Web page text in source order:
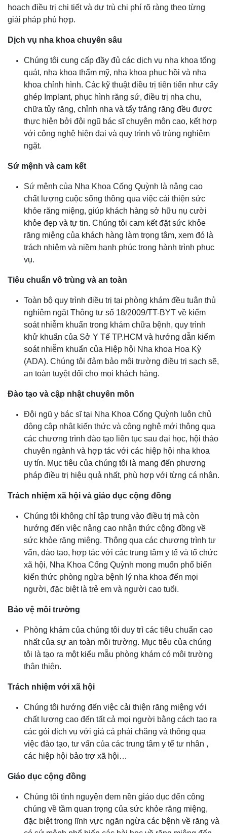
hoạch điều trị chi tiết và dự trù chi phí rõ ràng theo từng
giải pháp phù hợp.
Dịch vụ nha khoa chuyên sâu
Chúng tôi cung cấp đầy đủ các dịch vụ nha khoa tổng
quát, nha khoa thẩm mỹ, nha khoa phục hồi và nha
khoa chỉnh hình. Các kỹ thuật điều trị tiên tiến như cấy
ghép Implant, phục hình răng sứ, điều trị nha chu,
chữa tủy răng, chỉnh nha và tẩy trắng răng đều được
thực hiện bởi đội ngũ bác sĩ chuyên môn cao, kết hợp
với công nghệ hiện đại và quy trình vô trùng nghiêm
ngặt.
Sứ mệnh và cam kết
Sứ mệnh của Nha Khoa Cống Quỳnh là nâng cao
chất lượng cuộc sống thông qua việc cải thiện sức
khỏe răng miệng, giúp khách hàng sở hữu nụ cười
khỏe đẹp và tự tin. Chúng tôi cam kết đặt sức khỏe
răng miệng của khách hàng làm trọng tâm, xem đó là
trách nhiệm và niềm hạnh phúc trong hành trình phục
vụ.
Tiêu chuẩn vô trùng và an toàn
Toàn bộ quy trình điều trị tại phòng khám đều tuân thủ
nghiêm ngặt Thông tư số 18/2009/TT-BYT về kiểm
soát nhiễm khuẩn trong khám chữa bệnh, quy trình
khử khuẩn của Sở Y Tế TP.HCM và hướng dẫn kiểm
soát nhiễm khuẩn của Hiệp hội Nha khoa Hoa Kỳ
(ADA). Chúng tôi đảm bảo môi trường điều trị sạch sẽ,
an toàn tuyệt đối cho mọi khách hàng.
Đào tạo và cập nhật chuyên môn
Đội ngũ y bác sĩ tại Nha Khoa Cống Quỳnh luôn chủ
động cập nhật kiến thức và công nghệ mới thông qua
các chương trình đào tạo liên tục sau đại học, hội thảo
chuyên ngành và hợp tác với các hiệp hội nha khoa
uy tín. Mục tiêu của chúng tôi là mang đến phương
pháp điều trị hiệu quả nhất, phù hợp với từng cá nhân.
Trách nhiệm xã hội và giáo dục cộng đồng
Chúng tôi không chỉ tập trung vào điều trị mà còn
hướng đến việc nâng cao nhận thức cộng đồng về
sức khỏe răng miệng. Thông qua các chương trình tư
vấn, đào tạo, hợp tác với các trung tâm y tế và tổ chức
xã hội, Nha Khoa Cống Quỳnh mong muốn phổ biến
kiến thức phòng ngừa bệnh lý nha khoa đến mọi
người, đặc biệt là trẻ em và người cao tuổi.
Bảo vệ môi trường
Phòng khám của chúng tôi duy trì các tiêu chuẩn cao
nhất của sự an toàn môi trường. Mục tiêu của chúng
tôi là tạo ra một kiểu mẫu phòng khám có môi trường
thân thiện.
Trách nhiệm với xã hội
Chúng tôi hướng đến việc cải thiện răng miệng với
chất lượng cao đến tất cả mọi người bằng cách tạo ra
các gói dịch vụ với giá cả phải chăng và thông qua
việc đào tạo, tư vấn của các trung tâm y tế tư nhân ,
các hiệp hội bảo trợ xã hội…
Giáo dục cộng đồng
Chúng tôi tình nguyện đem nền giáo dục đến công
chúng về tầm quan trọng của sức khỏe răng miệng,
đặc biệt trong lĩnh vực ngăn ngừa các bệnh về răng và